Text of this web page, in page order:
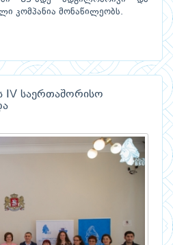
კომპანია მონაწილეობს.
IV საერთაშორისო